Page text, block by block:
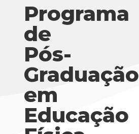
Programa
de
Pós-
Graduação
em
Educação